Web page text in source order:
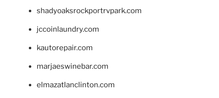
shadyoaksrockportrvpark.com
jccoinlaundry.com
kautorepair.com
marjaeswinebar.com
elmazatlanclinton.com